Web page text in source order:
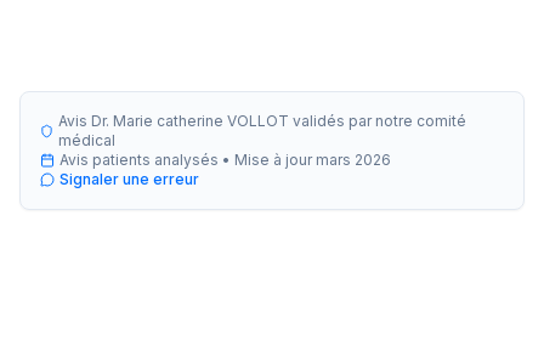
Avis Dr. Marie catherine VOLLOT validés par notre comité
médical
Avis patients analysés • Mise à jour mars 2026
Signaler une erreur